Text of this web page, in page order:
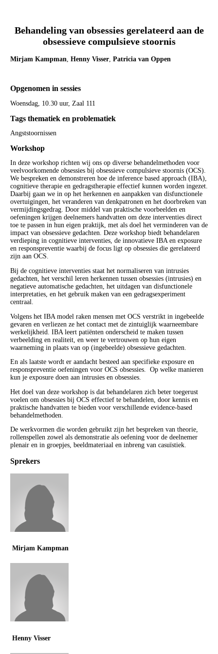
Behandeling van obsessies gerelateerd aan de
obsessieve compulsieve stoornis
Mirjam Kampman, Henny Visser, Patricia van Oppen
Opgenomen in sessies
Woensdag, 10.30 uur, Zaal 111
Tags thematiek en problematiek
Angststoornissen
Workshop
In deze workshop richten wij ons op diverse behandelmethoden voor
veelvoorkomende obsessies bij obsessieve compulsieve stoornis (OCS).
We bespreken en demonstreren hoe de inference based approach (IBA),
cognitieve therapie en gedragstherapie effectief kunnen worden ingezet.
Daarbij gaan we in op het herkennen en aanpakken van disfunctionele
overtuigingen, het veranderen van denkpatronen en het doorbreken van
vermijdingsgedrag. Door middel van praktische voorbeelden en
oefeningen krijgen deelnemers handvatten om deze interventies direct
toe te passen in hun eigen praktijk, met als doel het verminderen van de
impact van obsessieve gedachten. Deze workshop biedt behandelaren
verdieping in cognitieve interventies, de innovatieve IBA en exposure
en responspreventie waarbij de focus ligt op obsessies die gerelateerd
zijn aan OCS.
Bij de cognitieve interventies staat het normaliseren van intrusies
gedachten, het verschil leren herkennen tussen obsessies (intrusies) en
negatieve automatische gedachten, het uitdagen van disfunctionele
interpretaties, en het gebruik maken van een gedragsexperiment
centraal.
Volgens het IBA model raken mensen met OCS verstrikt in ingebeelde
gevaren en verliezen ze het contact met de zintuiglijk waarneembare
werkelijkheid. IBA leert patiënten onderscheid te maken tussen
verbeelding en realiteit, en weer te vertrouwen op hun eigen
waarneming in plaats van op (ingebeelde) obsessieve gedachten.
En als laatste wordt er aandacht besteed aan specifieke exposure en
responspreventie oefeningen voor OCS obsessies. Op welke manieren
kun je exposure doen aan intrusies en obsessies.
Het doel van deze workshop is dat behandelaren zich beter toegerust
voelen om obsessies bij OCS effectief te behandelen, door kennis en
praktische handvatten te bieden voor verschillende evidence-based
behandelmethoden.
De werkvormen die worden gebruikt zijn het bespreken van theorie,
rollenspellen zowel als demonstratie als oefening voor de deelnemer
plenair en in groepjes, beeldmateriaal en inbreng van casuïstiek.
Sprekers
Mirjam Kampman
Henny Visser